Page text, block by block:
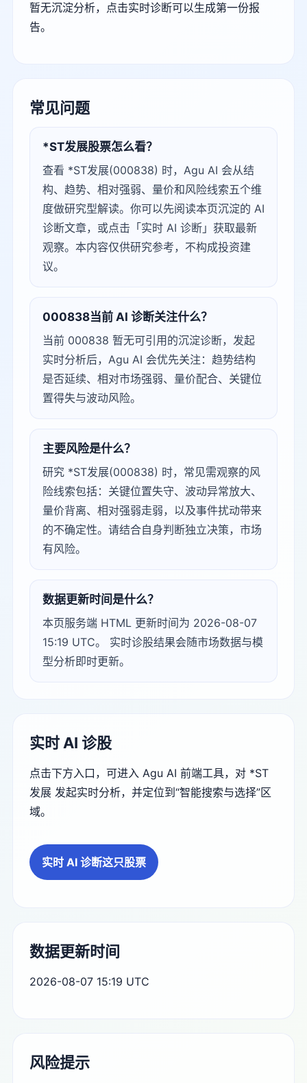
暂无沉淀分析，点击实时诊断可以生成第一份报
告。
常见问题
*ST发展股票怎么看？
查看 *ST发展(000838) 时，Agu AI 会从结
构、趋势、相对强弱、量价和风险线索五个维
度做研究型解读。你可以先阅读本页沉淀的 AI
诊断文章，或点击「实时 AI 诊断」获取最新
观察。本内容仅供研究参考，不构成投资建
议。
000838当前 AI 诊断关注什么？
当前 000838 暂无可引用的沉淀诊断，发起
实时分析后，Agu AI 会优先关注：趋势结构
是否延续、相对市场强弱、量价配合、关键位
置得失与波动风险。
主要风险是什么？
研究 *ST发展(000838) 时，常见需观察的风
险线索包括：关键位置失守、波动异常放大、
量价背离、相对强弱走弱，以及事件扰动带来
的不确定性。请结合自身判断独立决策，市场
有风险。
数据更新时间是什么？
本页服务端 HTML 更新时间为 2026-08-07
15:19 UTC。 实时诊股结果会随市场数据与模
型分析即时更新。
实时 AI 诊股
点击下方入口，可进入 Agu AI 前端工具，对 *ST
发展 发起实时分析，并定位到“智能搜索与选择”区
域。
实时 AI 诊断这只股票
数据更新时间
2026-08-07 15:19 UTC
风险提示